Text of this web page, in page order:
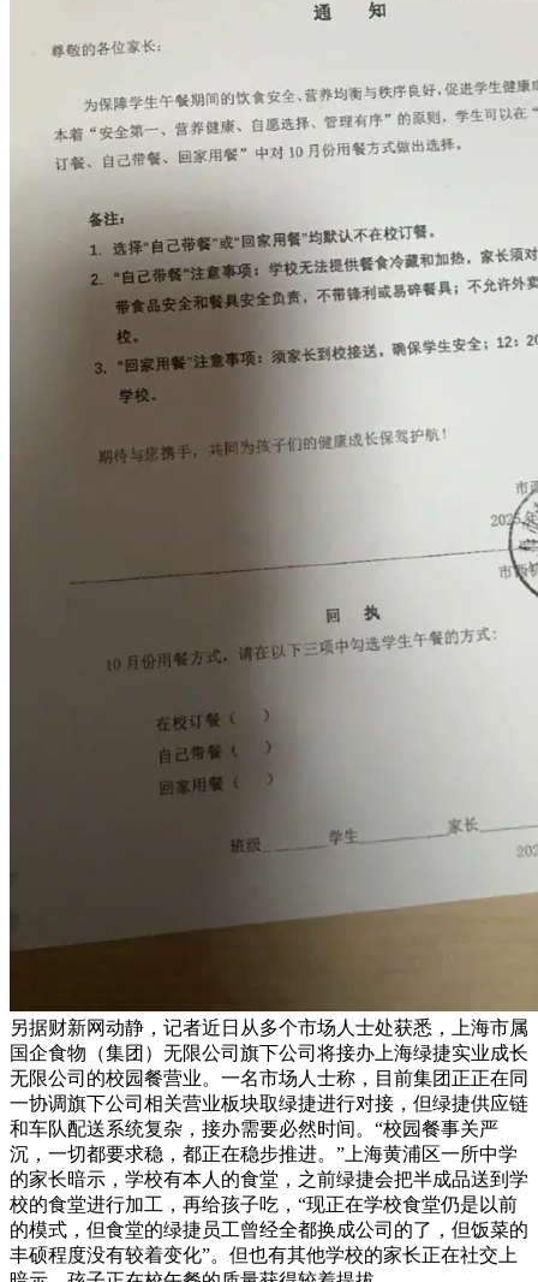
另据财新网动静，记者近日从多个市场人士处获悉，上海市属
国企食物（集团）无限公司旗下公司将接办上海绿捷实业成长
无限公司的校园餐营业。一名市场人士称，目前集团正正在同
一协调旗下公司相关营业板块取绿捷进行对接，但绿捷供应链
和车队配送系统复杂，接办需要必然时间。“校园餐事关严
沉，一切都要求稳，都正在稳步推进。”上海黄浦区一所中学
的家长暗示，学校有本人的食堂，之前绿捷会把半成品送到学
校的食堂进行加工，再给孩子吃，“现正在学校食堂仍是以前
的模式，但食堂的绿捷员工曾经全都换成公司的了，但饭菜的
丰硕程度没有较着变化”。但也有其他学校的家长正在社交上